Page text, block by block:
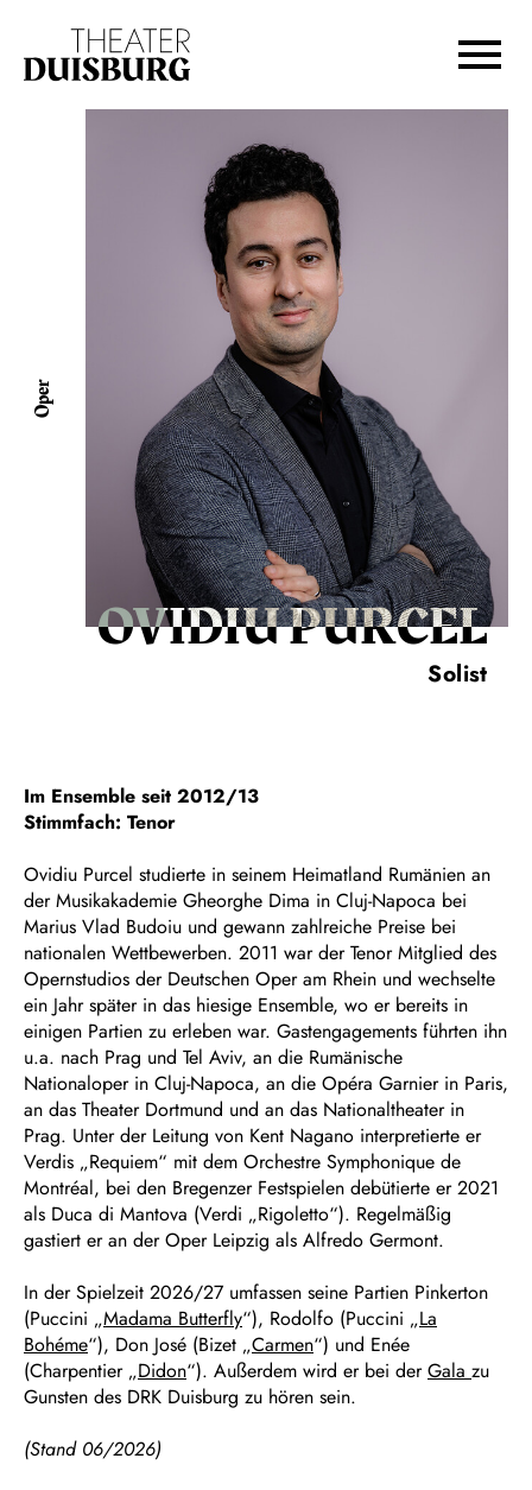
Zur Hauptnavigation springen
Zum Footer springen
Oper
OVIDIU PURCEL
Solist
Im Ensemble seit 2012/13
Stimmfach: Tenor
Ovidiu Purcel studierte in seinem Heimatland Rumänien an
der Musikakademie Gheorghe Dima in Cluj-Napoca bei
Marius Vlad Budoiu und gewann zahlreiche Preise bei
nationalen Wettbewerben. 2011 war der Tenor Mitglied des
Opernstudios der Deutschen Oper am Rhein und wechselte
ein Jahr später in das hiesige Ensemble, wo er bereits in
einigen Partien zu erleben war. Gastengagements führten ihn
u.a. nach Prag und Tel Aviv, an die Rumänische
Nationaloper in Cluj-Napoca, an die Opéra Garnier in Paris,
an das Theater Dortmund und an das Nationaltheater in
Prag. Unter der Leitung von Kent Nagano interpretierte er
Verdis „Requiem“ mit dem Orchestre Symphonique de
Montréal, bei den Bregenzer Festspielen debütierte er 2021
als Duca di Mantova (Verdi „Rigoletto“). Regelmäßig
gastiert er an der Oper Leipzig als Alfredo Germont.
In der Spielzeit 2026/27 umfassen seine Partien Pinkerton
(Puccini „Madama Butterfly“), Rodolfo (Puccini „La
Bohéme“), Don José (Bizet „Carmen“) und Enée
(Charpentier „Didon“). Außerdem wird er bei derGala zu
Gunsten des DRK Duisburg zu hören sein.
(Stand 06/2026)